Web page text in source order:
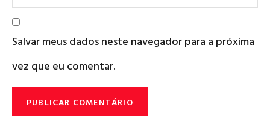
Salvar meus dados neste navegador para a próxima
vez que eu comentar.